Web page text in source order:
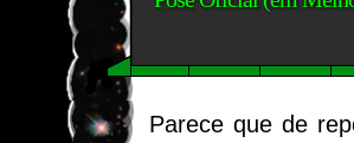
Parece que de